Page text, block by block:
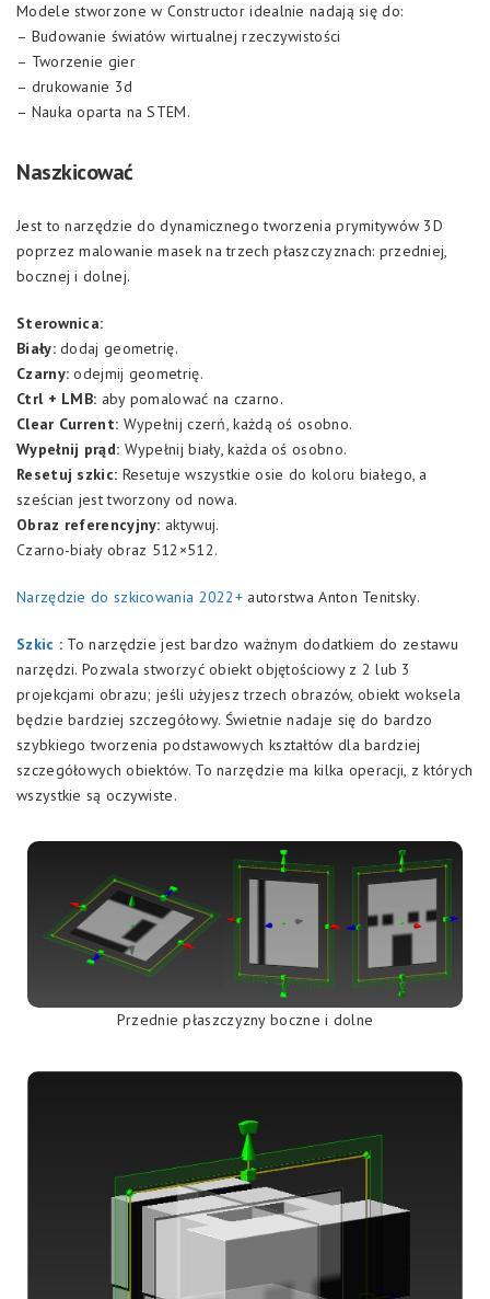
Modele stworzone w Constructor idealnie nadają się do:
– Budowanie światów wirtualnej rzeczywistości
– Tworzenie gier
– drukowanie 3d
– Nauka oparta na STEM.
Naszkicować
Jest to narzędzie do dynamicznego tworzenia prymitywów 3D
poprzez malowanie masek na trzech płaszczyznach: przedniej,
bocznej i dolnej.
Sterownica:
Biały:dodaj geometrię.
Czarny: odejmij geometrię.
Ctrl + LMB: aby pomalować na czarno.
Clear Current: Wypełnij czerń, każdą oś osobno.
Wypełnij prąd: Wypełnij biały, każda oś osobno.
Resetuj szkic: Resetuje wszystkie osie do koloru białego, a
sześcian jest tworzony od nowa.
Obraz referencyjny: aktywuj.
Czarno-biały obraz 512×512.
Narzędzie do szkicowania 2022+ autorstwa Anton Tenitsky.
Szkic : To narzędzie jest bardzo ważnym dodatkiem do zestawu
narzędzi. Pozwala stworzyć obiekt objętościowy z 2 lub 3
projekcjami obrazu; jeśli użyjesz trzech obrazów, obiekt woksela
będzie bardziej szczegółowy. Świetnie nadaje się do bardzo
szybkiego tworzenia podstawowych kształtów dla bardziej
szczegółowych obiektów. To narzędzie ma kilka operacji, z których
wszystkie są oczywiste.
Przednie płaszczyzny boczne i dolne